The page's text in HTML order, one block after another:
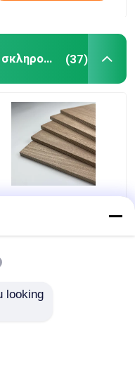
Κοντραπλακέ καπλαμάδων σκληρού ξύλου (37)
ακίνδυνο
Laminate
looking